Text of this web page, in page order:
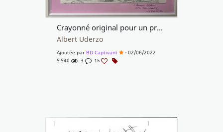
Crayonné original pour un projet publicitaire.
Albert Uderzo
Ajoutée par BD Captivant
- 02/06/2022
5 540
3 15